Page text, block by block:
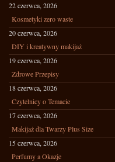
22 czerwca, 2026
Kosmetyki zero waste
20 czerwca, 2026
DIY i kreatywny makijaż
19 czerwca, 2026
Zdrowe Przepisy
18 czerwca, 2026
Czytelnicy o Temacie
17 czerwca, 2026
Makijaż dla Twarzy Plus Size
15 czerwca, 2026
Perfumy a Okazje